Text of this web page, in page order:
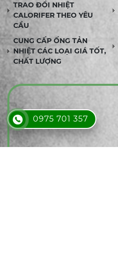
TRAO ĐỔI NHIỆT
CALORIFER THEO YÊU
CẦU
CUNG CẤP ỐNG TẢN
NHIỆT CÁC LOẠI GIÁ TỐT,
CHẤT LƯỢNG
0975 701 357